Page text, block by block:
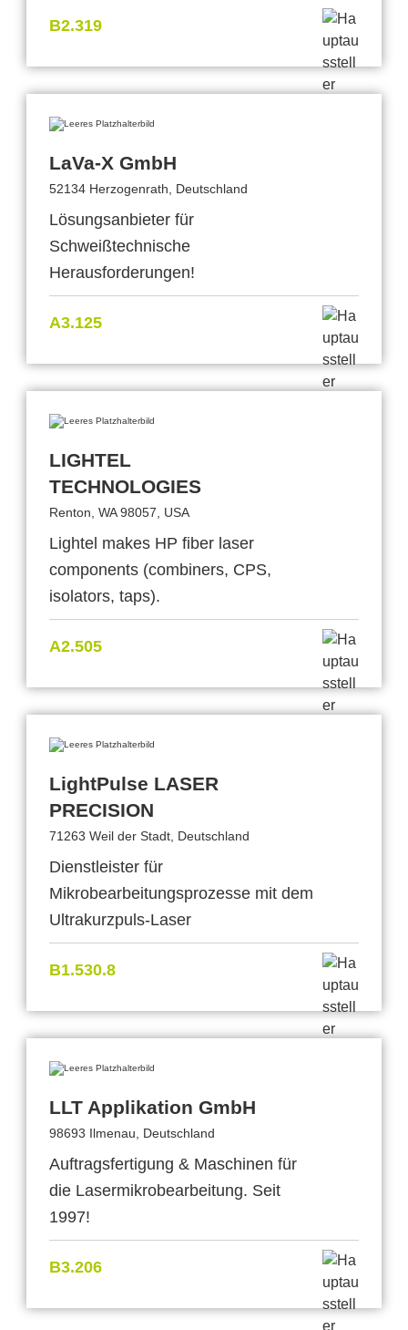
B2.319
LaVa-X GmbH
52134 Herzogenrath, Deutschland
Lösungsanbieter für
Schweißtechnische
Herausforderungen!
A3.125
LIGHTEL
TECHNOLOGIES
Renton, WA 98057, USA
Lightel makes HP fiber laser
components (combiners, CPS,
isolators, taps).
A2.505
LightPulse LASER
PRECISION
71263 Weil der Stadt, Deutschland
Dienstleister für
Mikrobearbeitungsprozesse mit dem
Ultrakurzpuls-Laser
B1.530.8
LLT Applikation GmbH
98693 Ilmenau, Deutschland
Auftragsfertigung & Maschinen für
die Lasermikrobearbeitung. Seit
1997!
B3.206